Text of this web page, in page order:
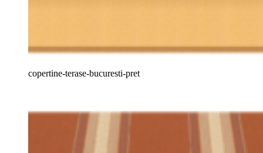
copertine-terase-bucuresti-pret